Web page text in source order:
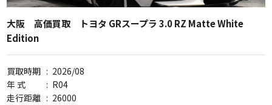
大阪 高価買取 トヨタ GRスープラ 3.0 RZ Matte White
Edition
買取時期 : 2026/08
年 式
: R04
走行距離 : 26000